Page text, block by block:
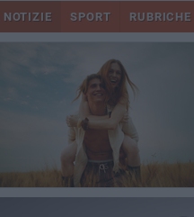
NOTIZIE SPORT RUBRICHE